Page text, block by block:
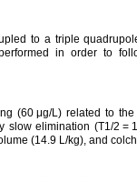
to a triple
in order to
(60 μg/L) related to
slow elimination (T1/2 =
(14.9 L/kg), and